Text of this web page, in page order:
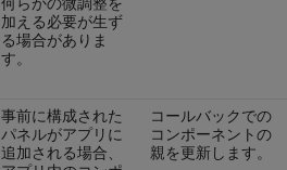
加える必要が生ず
る場合がありま
す。
事前に構成された
パネルがアプリに
追加される場合、
コールバックでの
コンポーネントの
親を更新します。